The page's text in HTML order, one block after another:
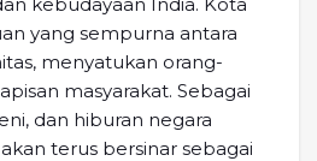
yang sempurna antara
menyatukan orang-
masyarakat. Sebagai
dan hiburan negara
terus bersinar sebagai